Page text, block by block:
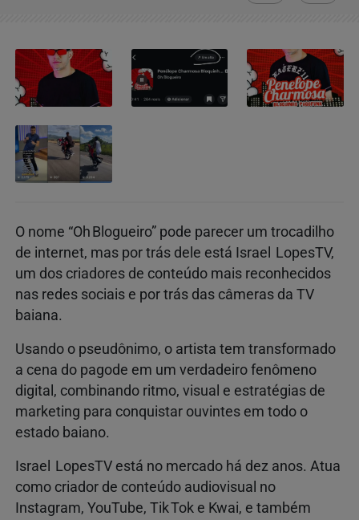
O nome “Oh Blogueiro” pode parecer um trocadilho
de internet, mas por trás dele está Israel LopesTV,
um dos criadores de conteúdo mais reconhecidos
nas redes sociais e por trás das câmeras da TV
baiana.
Usando o pseudônimo, o artista tem transformado
a cena do pagode em um verdadeiro fenômeno
digital, combinando ritmo, visual e estratégias de
marketing para conquistar ouvintes em todo o
estado baiano.
Israel LopesTV está no mercado há dez anos. Atua
como criador de conteúdo audiovisual no
Instagram, YouTube, Tik Tok e Kwai, e também